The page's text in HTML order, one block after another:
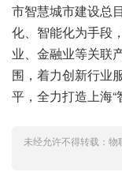
市智慧城市建设总
化、智能化为手段
业、金融业等关联
围，着力创新行业
平，全力打造上海“
未经允许不得转载： 物